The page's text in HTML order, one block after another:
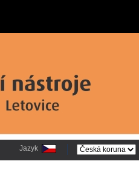
Jazyk